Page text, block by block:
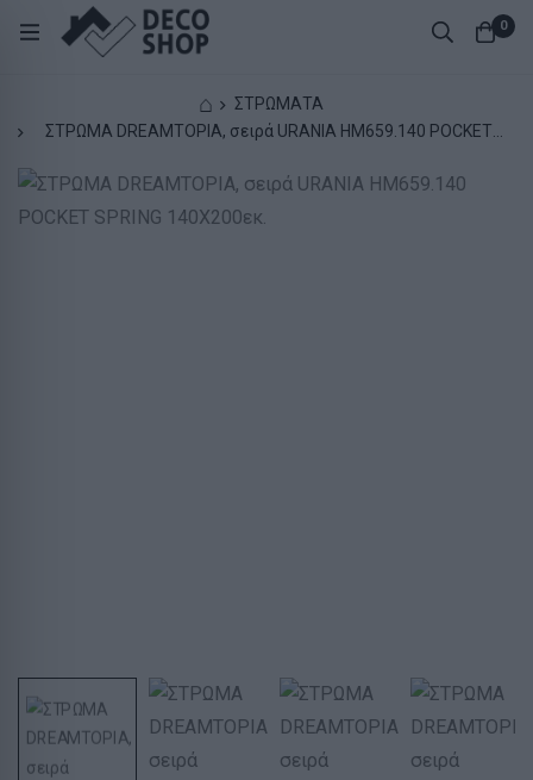
0
⌂
ΣΤΡΩΜΑΤΑ
ΣΤΡΩΜΑ DREAMTOPIA, σειρά URANIA HM659.140 POCKET